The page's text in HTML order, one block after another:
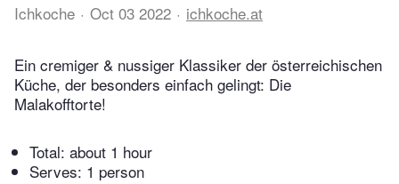
Ichkoche Oct 03 2022 ichkoche.at
Ein cremiger & nussiger Klassiker der österreichischen
Küche, der besonders einfach gelingt: Die
Malakofftorte!
Total: about 1 hour
Serves: 1 person